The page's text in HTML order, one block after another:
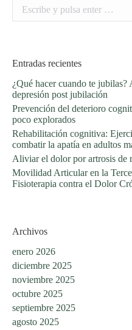
Entradas recientes
¿Qué hacer cuando te jubilas?
depresión post jubilación
Prevención del deterioro
poco explorados
Rehabilitación cognitiva:
combatir la apatía en adultos
Aliviar el dolor por artrosis de
Movilidad Articular en la
Fisioterapia contra el Dolor
Archivos
enero 2026
diciembre 2025
noviembre 2025
octubre 2025
septiembre 2025
agosto 2025